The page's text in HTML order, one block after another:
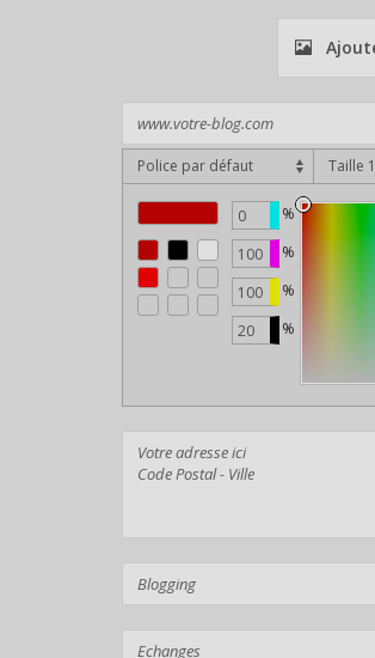
Police par défaut
%
%
%
%